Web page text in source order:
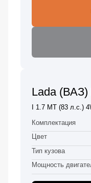
Lada (ВАЗ)
I 1.7 MT (83 л.с.)
Комплектация
Цвет
Тип кузова
Мощность